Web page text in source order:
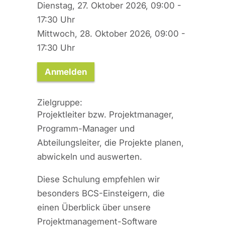
Dienstag, 27. Oktober 2026, 09:00 -
17:30 Uhr
Mittwoch, 28. Oktober 2026, 09:00 -
17:30 Uhr
Anmelden
Zielgruppe:
Projektleiter bzw. Projektmanager,
Programm-Manager und
Abteilungsleiter, die Projekte planen,
abwickeln und auswerten.
Diese Schulung empfehlen wir
besonders BCS-Einsteigern, die
einen Überblick über unsere
Projektmanagement-Software